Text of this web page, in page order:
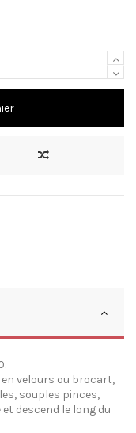
en velours ou brocart,
souples pinces,
descend le long du